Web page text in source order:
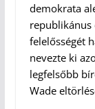
demokrata
republikánus
felelősségét
nevezte ki
legfelsőbb
Wade